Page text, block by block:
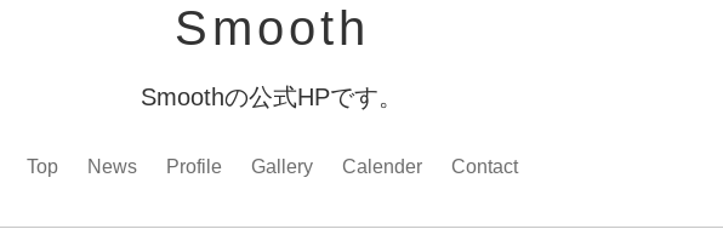
Smooth
Smoothの公式HPです。
Top News Profile Gallery Calender Contact